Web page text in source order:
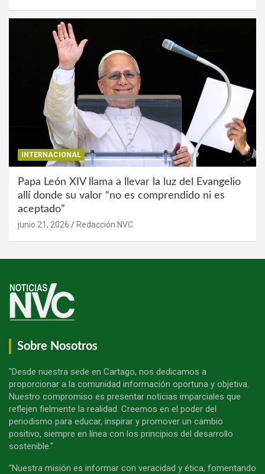
INTERNACIONAL
Papa León XIV llama a llevar la luz del Evangelio
allí donde su valor “no es comprendido ni es
aceptado”
junio 21, 2026 Redacción NVC
Sobre Nosotros
"Desde nuestra sede en Cartago, nos dedicamos a
proporcionar a la comunidad información oportuna y objetiva.
Nuestro compromiso es presentar noticias imparciales que
reflejen fielmente la realidad. Creemos en el poder del
periodismo para educar, inspirar y promover un cambio
positivo, siempre en línea con los principios del desarrollo
sostenible."
"Nuestra misión es informar con veracidad y ética, fomentando